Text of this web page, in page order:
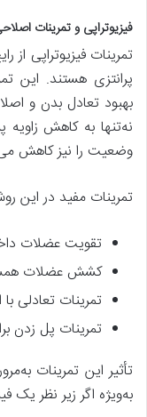
فیزیوتراپی و تمرینات
تمرینات فیزیوتراپی
پرانتزی هستند. این
بهبود تعادل بدن و
نه‌تنها به کاهش زاویه
وضعیت را نیز کاهش
تمرینات مفید در این
تقویت عضلات
کشش عضلات
تمرینات تعادلی
تمرینات پل زدن
تأثیر این تمرینات
به‌ویژه اگر زیر نظر یک